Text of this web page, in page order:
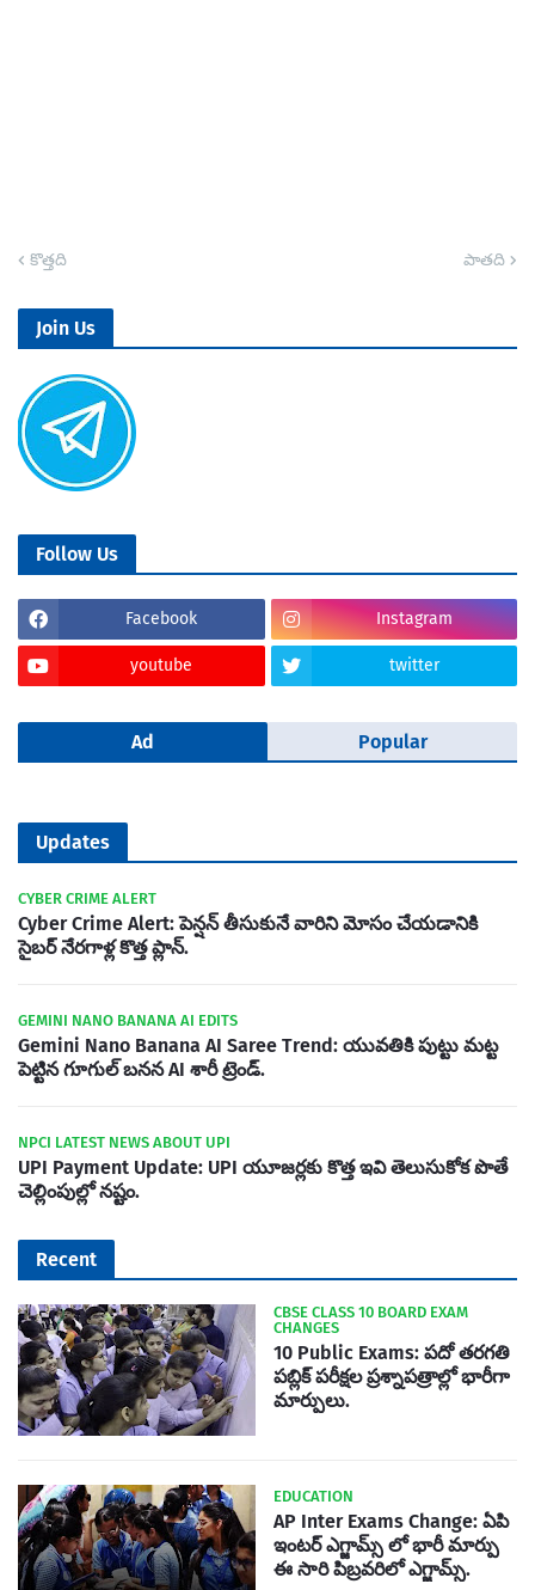
కొత్తది పాతది
Join Us
Follow Us
Facebook Instagram
youtube twitter
Ad Popular
Updates
CYBER CRIME ALERT
Cyber Crime Alert: పెన్షన్ తీసుకునే వారిని మోసం చేయడానికి
సైబర్ నేరగాళ్ల కొత్త ప్లాన్.
GEMINI NANO BANANA AI EDITS
Gemini Nano Banana AI Saree Trend: యువతికి పుట్టు మట్ట
పెట్టిన గూగుల్ బనన AI శారీ ట్రెండ్.
NPCI LATEST NEWS ABOUT UPI
UPI Payment Update: UPI యూజర్లకు కొత్త ఇవి తెలుసుకోక పొతే
చెల్లింపుల్లో నష్టం.
Recent
CBSE CLASS 10 BOARD EXAM
CHANGES
10 Public Exams: పదో తరగతి
పబ్లిక్‌ పరీక్షల ప్రశ్నాపత్రాల్లో భారీగా
మార్పులు.
EDUCATION
AP Inter Exams Change: ఏపి
ఇంటర్ ఎగ్జామ్స్ లో భారీ మార్పు
ఈ సారి పిబ్రవరిలో ఎగ్జామ్స్.